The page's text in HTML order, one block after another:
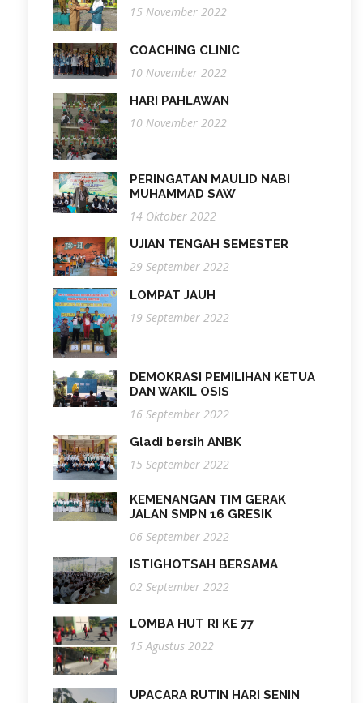
15 November 2022
COACHING CLINIC
10 November 2022
HARI PAHLAWAN
10 November 2022
PERINGATAN MAULID NABI
MUHAMMAD SAW
14 Oktober 2022
UJIAN TENGAH SEMESTER
29 September 2022
LOMPAT JAUH
19 September 2022
DEMOKRASI PEMILIHAN KETUA
DAN WAKIL OSIS
16 September 2022
Gladi bersih ANBK
15 September 2022
KEMENANGAN TIM GERAK
JALAN SMPN 16 GRESIK
06 September 2022
ISTIGHOTSAH BERSAMA
02 September 2022
LOMBA HUT RI KE 77
15 Agustus 2022
UPACARA RUTIN HARI SENIN